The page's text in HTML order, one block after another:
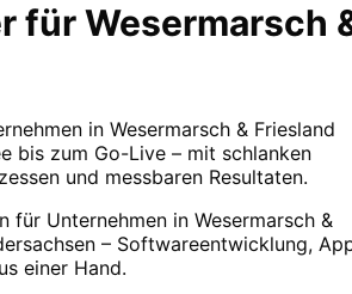
fürWesermarsch
in Wesermarsch & Friesland
bis zum Go-Live – mit schlanken
und messbaren Resultaten.
für Unternehmen in Wesermarsch &
– Softwareentwicklung,
einer Hand.